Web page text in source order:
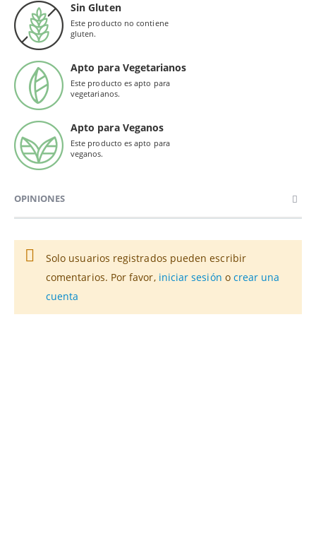
Sin Gluten
Este producto no contiene
gluten.
Apto para Vegetarianos
Este producto es apto para
vegetarianos.
Apto para Veganos
Este producto es apto para
veganos.
OPINIONES
Solo usuarios registrados pueden escribir
comentarios. Por favor, iniciar sesión o crear una
cuenta